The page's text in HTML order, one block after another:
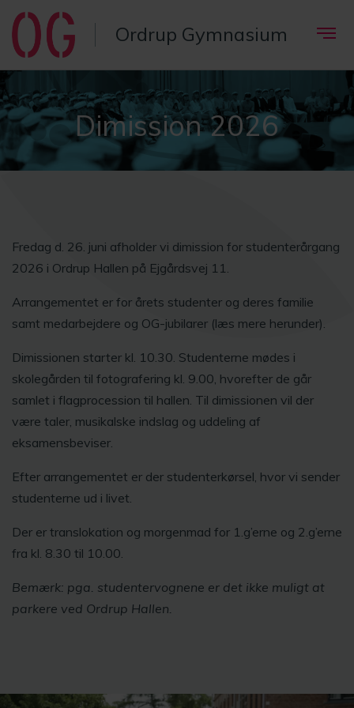
Ordrup Gymnasium
Dimission 2026
Fredag d. 26. juni afholder vi dimission for studenterårgang
2026 i Ordrup Hallen på Ejgårdsvej 11.
Arrangementet er for årets studenter og deres familie
samt medarbejdere og OG-jubilarer (læs mere herunder).
Dimissionen starter kl. 10.30. Studenterne mødes i
skolegården til fotografering kl. 9.00, hvorefter de går
samlet i flagprocession til hallen. Til dimissionen vil der
være taler, musikalske indslag og uddeling af
eksamensbeviser.
Efter arrangementet er der studenterkørsel, hvor vi sender
studenterne ud i livet.
Der er translokation og morgenmad for 1.g’erne og 2.g’erne
fra kl. 8.30 til 10.00.
Bemærk: pga. studentervognene er det ikke muligt at
parkere ved Ordrup Hallen.